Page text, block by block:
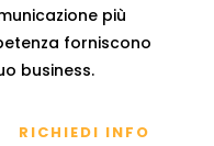
più
forniscono
business.
RICHIEDI INFO